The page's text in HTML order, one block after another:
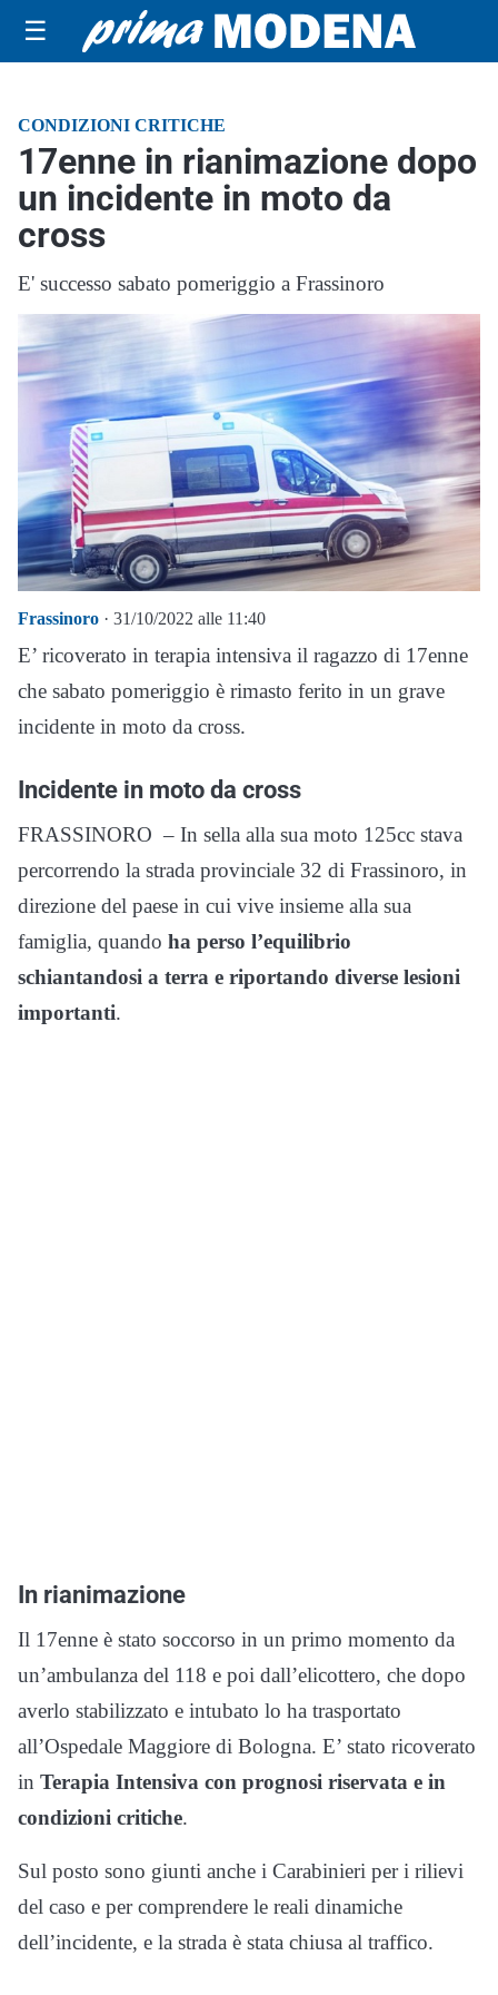
☰
CONDIZIONI CRITICHE
17enne in rianimazione dopo
un incidente in moto da
cross
E' successo sabato pomeriggio a Frassinoro
Frassinoro · 31/10/2022 alle 11:40
E’ ricoverato in terapia intensiva il ragazzo di 17enne
che sabato pomeriggio è rimasto ferito in un grave
incidente in moto da cross.
Incidente in moto da cross
FRASSINORO – In sella alla sua moto 125cc stava
percorrendo la strada provinciale 32 di Frassinoro, in
direzione del paese in cui vive insieme alla sua
famiglia, quando ha perso l’equilibrio
schiantandosi a terra e riportando diverse lesioni
importanti.
In rianimazione
Il 17enne è stato soccorso in un primo momento da
un’ambulanza del 118 e poi dall’elicottero, che dopo
averlo stabilizzato e intubato lo ha trasportato
all’Ospedale Maggiore di Bologna. E’ stato ricoverato
in Terapia Intensiva con prognosi riservata e in
condizioni critiche.
Sul posto sono giunti anche i Carabinieri per i rilievi
del caso e per comprendere le reali dinamiche
dell’incidente, e la strada è stata chiusa al traffico.